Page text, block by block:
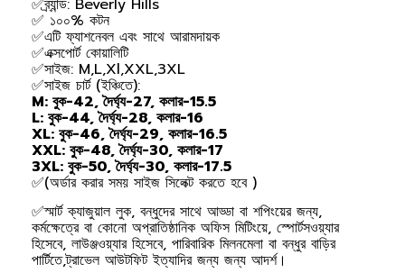
✅ব্র্যান্ড: Beverly Hills
✅ ১০০% কটন
✅এটি ফ্যাশনেবল এবং সাথে আরামদায়ক
✅এক্সপোর্ট কোয়ালিটি
✅সাইজ: M,L,Xl,XXL,3XL
✅সাইজ চার্ট (ইঞ্চিতে):
M: বুক-42, দৈর্ঘ্য-27, কলার-15.5
L: বুক-44, দৈর্ঘ্য-28, কলার-16
XL: বুক-46, দৈর্ঘ্য-29, কলার-16.5
XXL: বুক-48, দৈর্ঘ্য-30, কলার-17
3XL: বুক-50, দৈর্ঘ্য-30, কলার-17.5
✅(অর্ডার করার সময় সাইজ সিলেক্ট করতে হবে )
✅স্মার্ট ক্যাজুয়াল লুক, বন্ধুদের সাথে আড্ডা বা শপিংয়ের জন্য,
কর্মক্ষেত্রে বা কোনো অপ্রাতিষ্ঠানিক অফিস মিটিংয়ে, স্পোর্টসওয়্যার
হিসেবে, লাউঞ্জওয়্যার হিসেবে, পারিবারিক মিলনমেলা বা বন্ধুর বাড়ির
পার্টিতে,ট্রাভেল আউটফিট ইত্যাদির জন্য জন্য আদর্শ।